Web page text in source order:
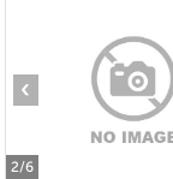
2/6
‹